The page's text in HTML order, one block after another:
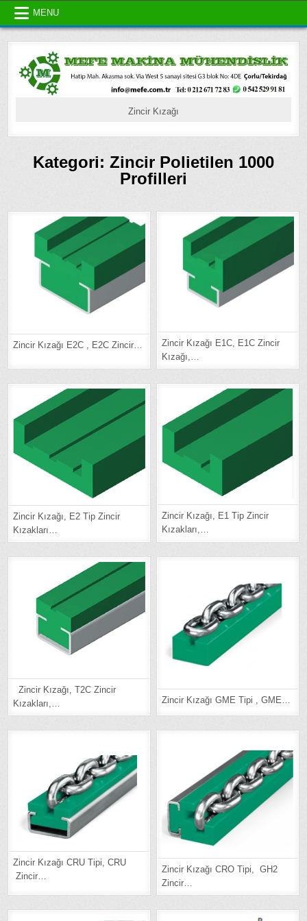
Skip
content
MENU
Zincir Kızağı
Kategori: Zincir Polietilen 1000
Profilleri
Zincir Kızağı E2C , E2C Zincir…
Zincir Kızağı E1C, E1C Zincir
Kızağı,…
Zincir Kızağı, E2 Tip Zincir
Kızakları…
Zincir Kızağı, E1 Tip Zincir
Kızakları,…
Zincir Kızağı, T2C Zincir
Kızakları,…
Zincir Kızağı GME Tipi , GME…
Zincir Kızağı CRU Tipi, CRU
Zincir…
Zincir Kızağı CRO Tipi, GH2
Zincir…